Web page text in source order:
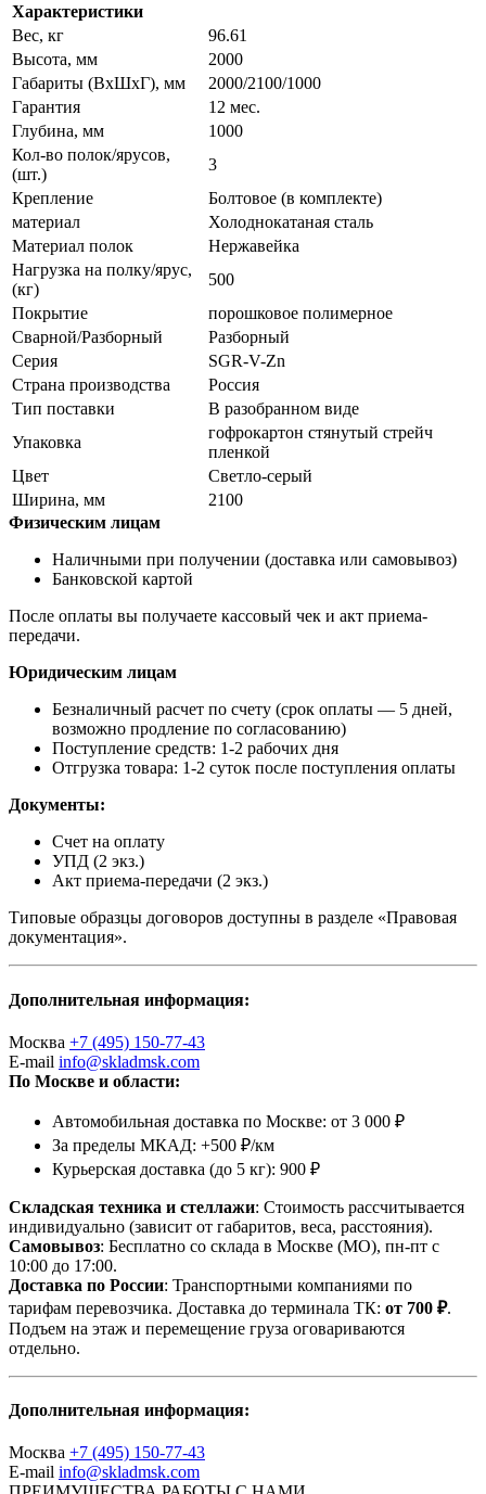
Характеристики
Вес, кг
96.61
Высота, мм
2000
Габариты (ВхШхГ), мм
2000/2100/1000
Гарантия
12 мес.
Глубина, мм
1000
Кол-во полок/ярусов,
(шт.)
3
Крепление
Болтовое (в комплекте)
материал
Холоднокатаная сталь
Материал полок
Нержавейка
Нагрузка на полку/ярус,
(кг)
500
Покрытие
порошковое полимерное
Сварной/Разборный
Разборный
Серия
SGR-V-Zn
Страна производства
Россия
Тип поставки
В разобранном виде
Упаковка
гофрокартон стянутый стрейч
пленкой
Цвет
Светло-серый
Ширина, мм
2100
Физическим лицам
Наличными при получении (доставка или самовывоз)
Банковской картой
После оплаты вы получаете кассовый чек и акт приема-
передачи.
Юридическим лицам
Безналичный расчет по счету (срок оплаты — 5 дней,
возможно продление по согласованию)
Поступление средств: 1-2 рабочих дня
Отгрузка товара: 1-2 суток после поступления оплаты
Документы:
Счет на оплату
УПД (2 экз.)
Акт приема-передачи (2 экз.)
Типовые образцы договоров доступны в разделе «Правовая
документация».
Дополнительная информация:
Москва +7 (495) 150-77-43
E-mail info@skladmsk.com
По Москве и области:
Автомобильная доставка по Москве: от 3 000 ₽
За пределы МКАД: +500 ₽/км
Курьерская доставка (до 5 кг): 900 ₽
Складская техника и стеллажи: Стоимость рассчитывается
индивидуально (зависит от габаритов, веса, расстояния).
Самовывоз: Бесплатно со склада в Москве (МО), пн-пт с
10:00 до 17:00.
Доставка по России: Транспортными компаниями по
тарифам перевозчика. Доставка до терминала ТК: от 700 ₽.
Подъем на этаж и перемещение груза оговариваются
отдельно.
Дополнительная информация:
Москва +7 (495) 150-77-43
E-mail info@skladmsk.com